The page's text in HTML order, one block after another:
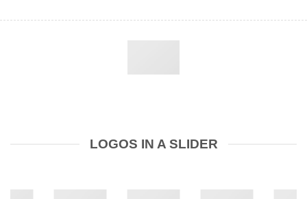
LOGOS IN A SLIDER